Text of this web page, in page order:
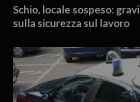
Schio, locale sospeso:
sulla sicurezza sul lavoro